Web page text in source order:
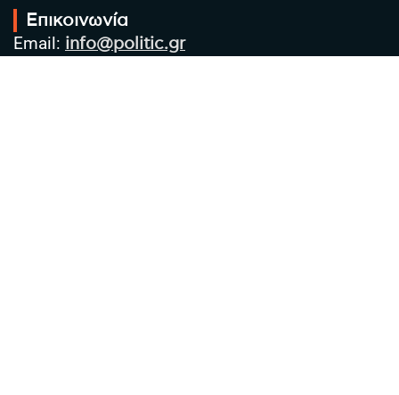
Επικοινωνία
Email: info@politic.gr